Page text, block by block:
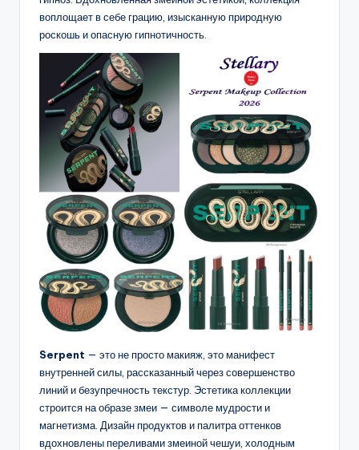
воплощает в себе грацию, изысканную природную
роскошь и опасную гипнотичность.
Serpent — это не просто макияж, это манифест
внутренней силы, рассказанный через совершенство
линий и безупречность текстур. Эстетика коллекции
строится на образе змеи — символе мудрости и
магнетизма. Дизайн продуктов и палитра оттенков
вдохновлены переливами змеиной чешуи, холодным